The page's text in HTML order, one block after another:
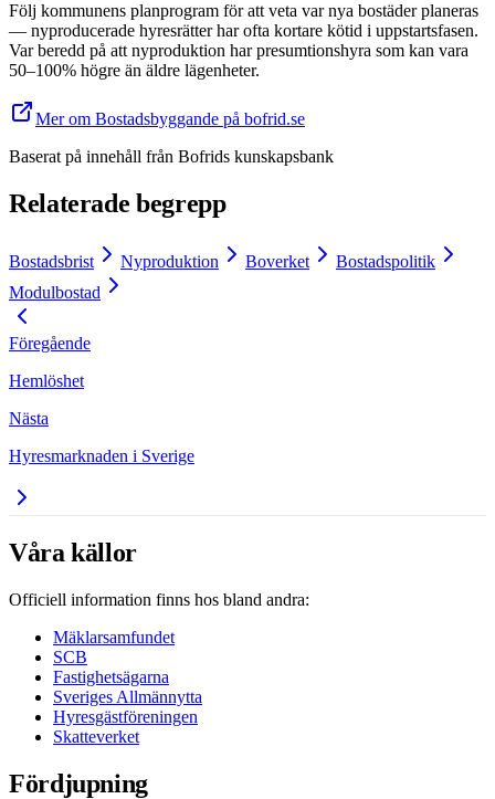
Följ kommunens planprogram för att veta var nya bostäder planeras
— nyproducerade hyresrätter har ofta kortare kötid i uppstartsfasen.
Var beredd på att nyproduktion har presumtionshyra som kan vara
50–100% högre än äldre lägenheter.
Mer om Bostadsbyggande på bofrid.se
Baserat på innehåll från Bofrids kunskapsbank
Relaterade begrepp
Bostadsbrist Nyproduktion Boverket
Bostadspolitik
Modulbostad
Föregående
Hemlöshet
Nästa
Hyresmarknaden i Sverige
Våra källor
Officiell information finns hos bland andra:
Mäklarsamfundet
SCB
Fastighetsägarna
Sveriges Allmännytta
Hyresgästföreningen
Skatteverket
Fördjupning